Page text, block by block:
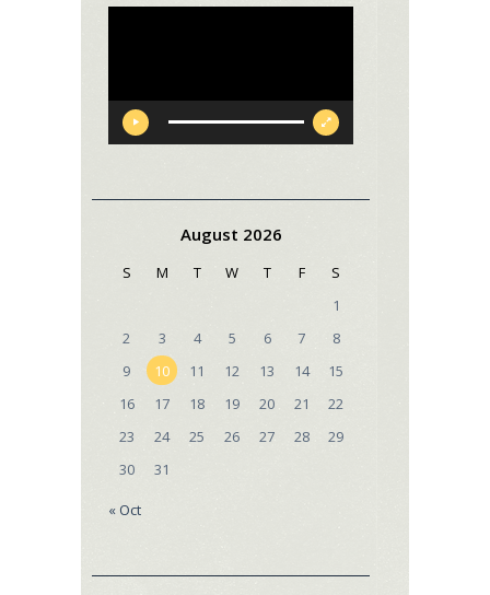
August 2026
S M T W T F
S
1
2
3 4 5 6 7
8
9
10 11 12 13 14
15
16
17 18 19 20 21
22
23
24 25 26 27 28
29
30
31
« Oct